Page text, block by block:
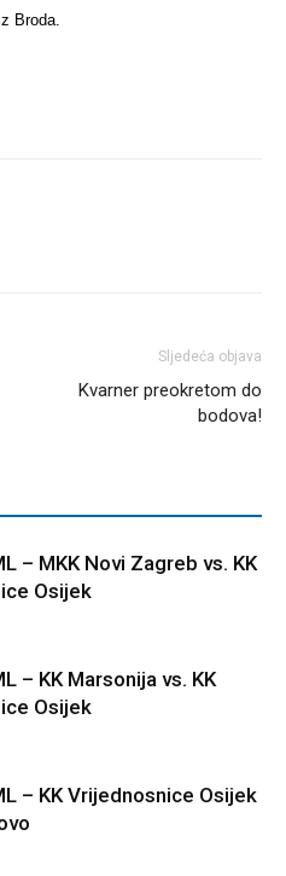
Broda.
Sljedeća objava
Kvarner preokretom do
bodova!
– MKK Novi Zagreb vs. KK
Osijek
– KK Marsonija vs. KK
Osijek
– KK Vrijednosnice Osijek